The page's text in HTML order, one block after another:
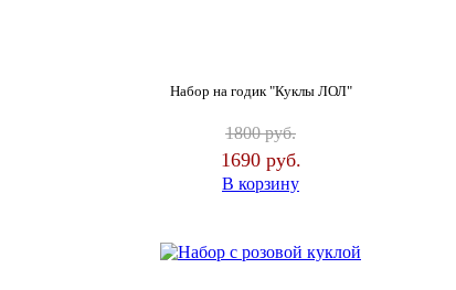
Набор на годик "Куклы ЛОЛ"
1800руб.
1690 руб.
В корзину